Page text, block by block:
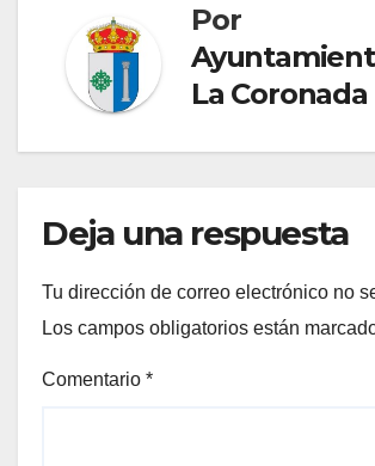
Por
La Coronada
Deja una respuesta
Tu dirección de correo electrónico no
Los campos obligatorios están
Comentario *